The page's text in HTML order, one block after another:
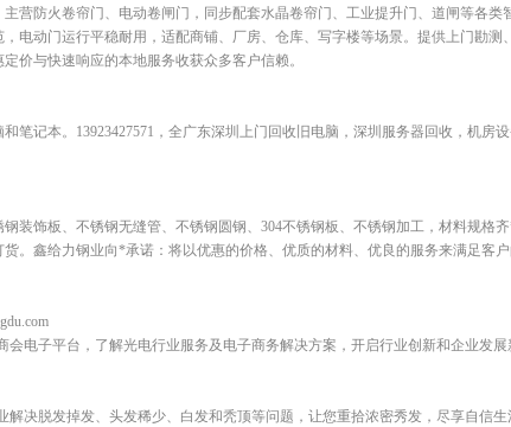
营防火卷帘门、电动卷闸门，同步配套水晶卷帘门、工业提升门、道闸等各类
电动门运行平稳耐用，适配商铺、厂房、仓库、写字楼等场景。提供上门勘测
价与快速响应的本地服务收获众多客户信赖。
笔记本。13923427571，全广东深圳上门回收旧电脑，深圳服务器回收，机房
装饰板、不锈钢无缝管、不锈钢圆钢、304不锈钢板、不锈钢加工，材料规格
。鑫给力钢业向*承诺：将以优惠的价格、优质的材料、优良的服务来满足客
电子平台，了解光电行业服务及电子商务解决方案，开启行业创新和企业发展
决脱发掉发、头发稀少、白发和秃顶等问题，让您重拾浓密秀发，尽享自信生